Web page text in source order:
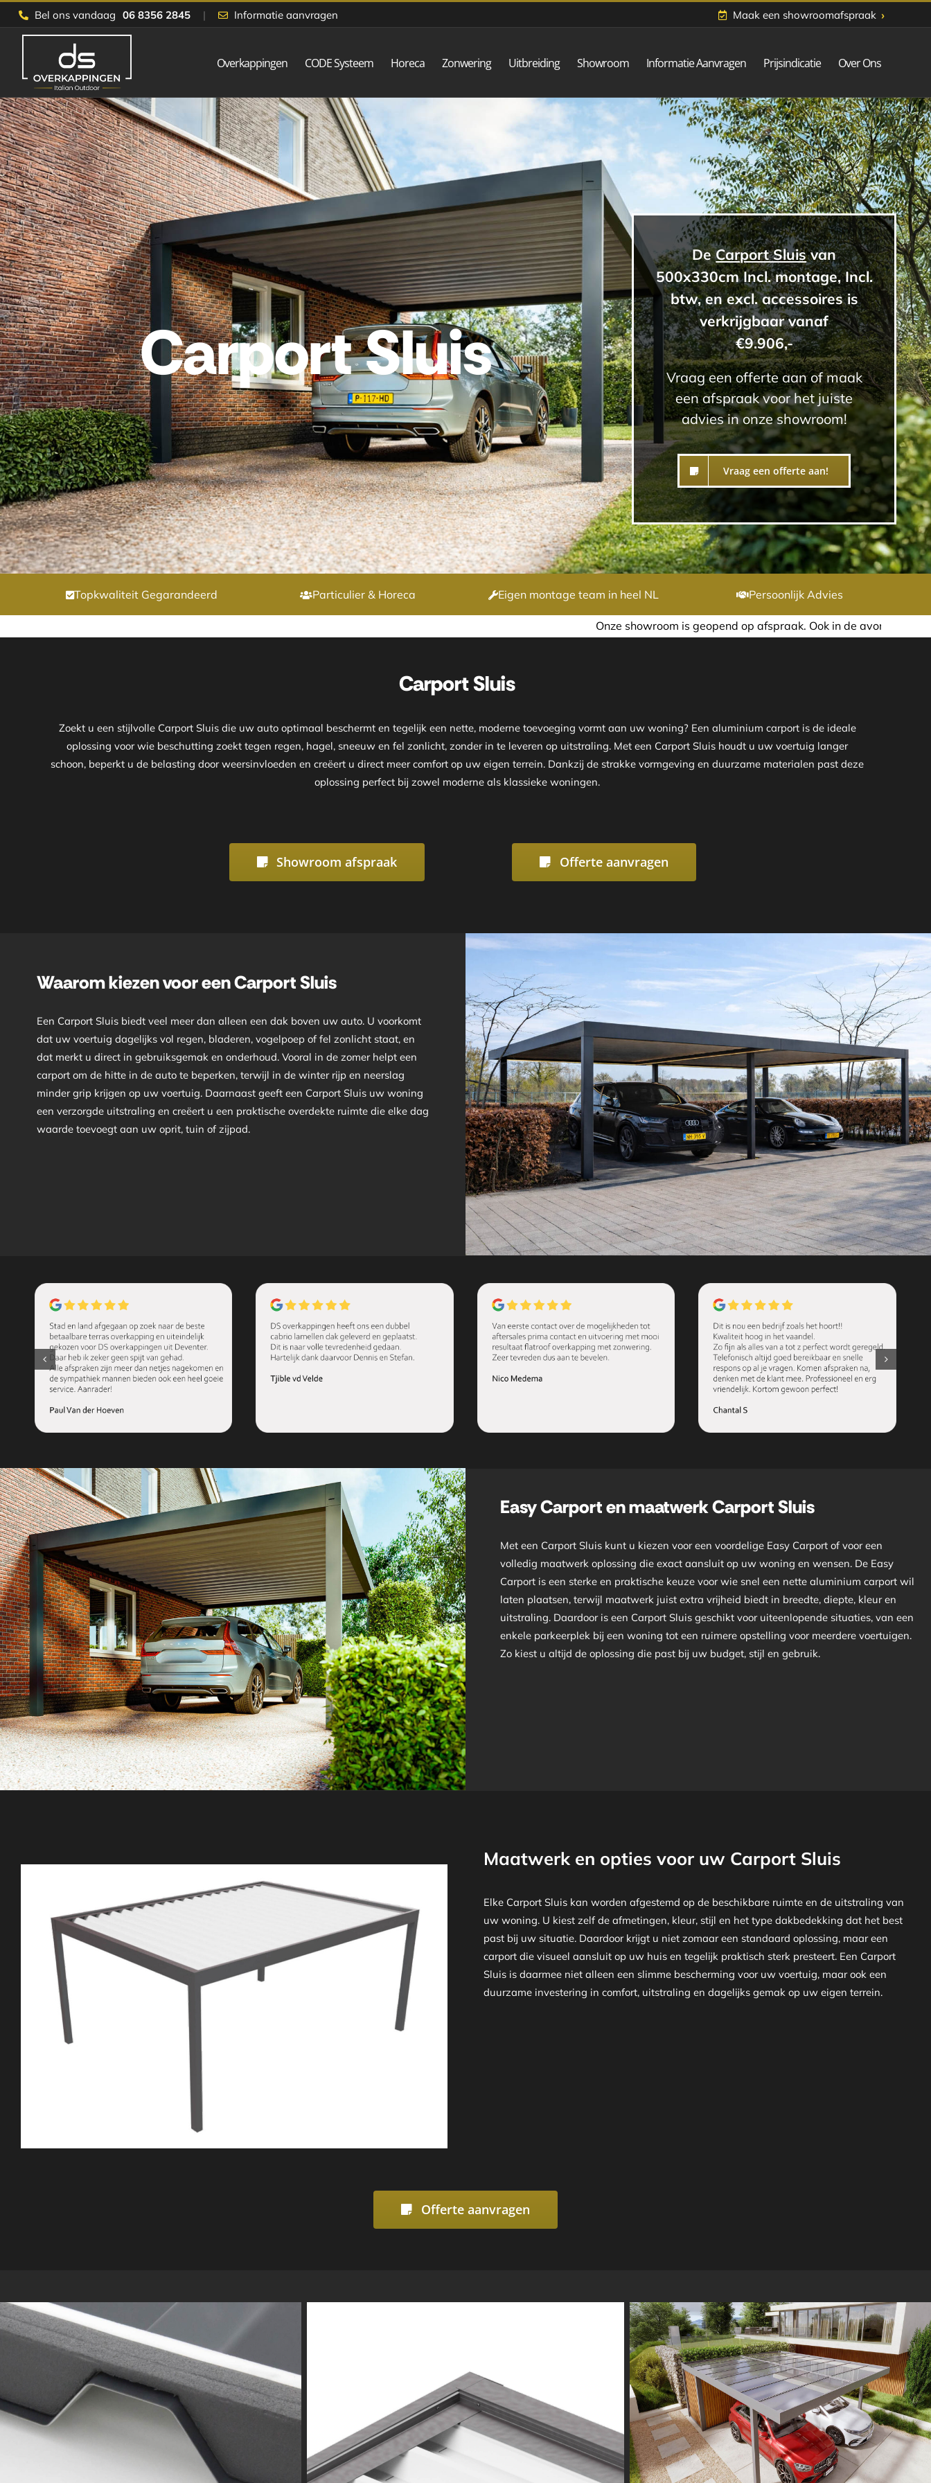
Skip
to
Bel ons vandaag 06 8356 2845 | Informatie aanvragen Maak een showroomafspraak ›
Overkappingen CODE Systeem Horeca Zonwering Uitbreiding Showroom Informatie Aanvragen Prijsindicatie Over Ons
Carport Sluis
DeCarport Sluisvan
500x330cm Incl. montage, Incl.
btw, en excl. accessoires is
verkrijgbaar vanaf
€9.906,-
Vraag een offerte aan of maak
een afspraak voor het juiste
advies in onze showroom!
Vraag een offerte aan!
Topkwaliteit Gegarandeerd Particulier & Horeca Eigen montage team in heel NL Persoonlijk Advies
Onze showroom is geopend op afspraak. Ook in de avond of in het weekend nemen wij
Carport Sluis
Zoekt u een stijlvolle Carport Sluis die uw auto optimaal beschermt en tegelijk een nette, moderne toevoeging vormt aan uw woning? Een aluminium carport is de ideale
oplossing voor wie beschutting zoekt tegen regen, hagel, sneeuw en fel zonlicht, zonder in te leveren op uitstraling. Met een Carport Sluis houdt u uw voertuig langer
schoon, beperkt u de belasting door weersinvloeden en creëert u direct meer comfort op uw eigen terrein. Dankzij de strakke vormgeving en duurzame materialen past deze
oplossing perfect bij zowel moderne als klassieke woningen.
Showroom afspraak Offerte aanvragen
Waarom kiezen voor een Carport Sluis
Een Carport Sluis biedt veel meer dan alleen een dak boven uw auto. U voorkomt
dat uw voertuig dagelijks vol regen, bladeren, vogelpoep of fel zonlicht staat, en
dat merkt u direct in gebruiksgemak en onderhoud. Vooral in de zomer helpt een
carport om de hitte in de auto te beperken, terwijl in de winter rijp en neerslag
minder grip krijgen op uw voertuig. Daarnaast geeft een Carport Sluis uw woning
een verzorgde uitstraling en creëert u een praktische overdekte ruimte die elke dag
waarde toevoegt aan uw oprit, tuin of zijpad.
Easy Carport en maatwerk Carport Sluis
Met een Carport Sluis kunt u kiezen voor een voordelige Easy Carport of voor een
volledig maatwerk oplossing die exact aansluit op uw woning en wensen. De Easy
Carport is een sterke en praktische keuze voor wie snel een nette aluminium carport wil
laten plaatsen, terwijl maatwerk juist extra vrijheid biedt in breedte, diepte, kleur en
uitstraling. Daardoor is een Carport Sluis geschikt voor uiteenlopende situaties, van een
enkele parkeerplek bij een woning tot een ruimere opstelling voor meerdere voertuigen.
Zo kiest u altijd de oplossing die past bij uw budget, stijl en gebruik.
Maatwerk en opties voor uw Carport Sluis
Elke Carport Sluis kan worden afgestemd op de beschikbare ruimte en de uitstraling van
uw woning. U kiest zelf de afmetingen, kleur, stijl en het type dakbedekking dat het best
past bij uw situatie. Daardoor krijgt u niet zomaar een standaard oplossing, maar een
carport die visueel aansluit op uw huis en tegelijk praktisch sterk presteert. Een Carport
Sluis is daarmee niet alleen een slimme bescherming voor uw voertuig, maar ook een
duurzame investering in comfort, uitstraling en dagelijks gemak op uw eigen terrein.
Offerte aanvragen